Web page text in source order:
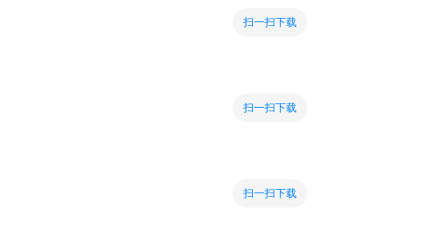
扫一扫下载
扫一扫下载
扫一扫下载